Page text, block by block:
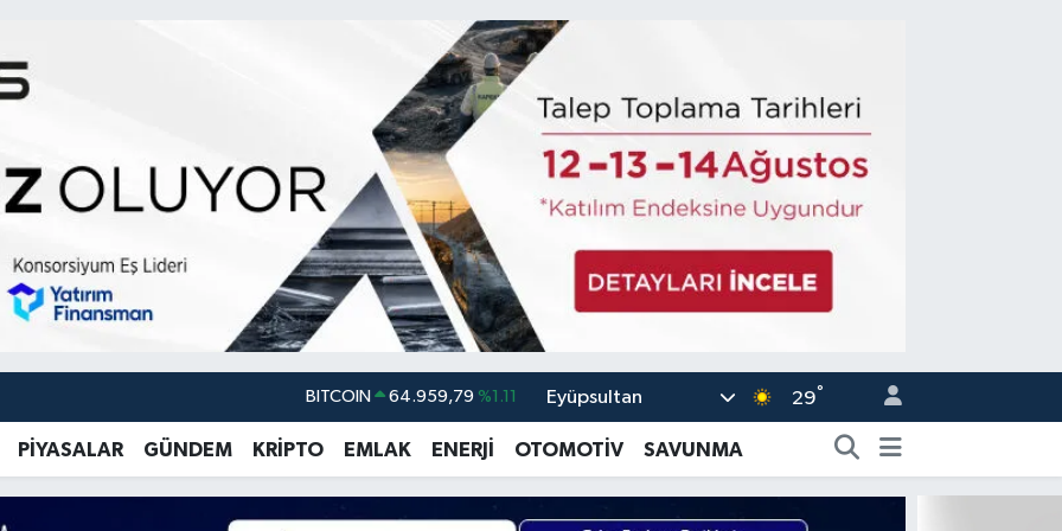
DOLAR 47,7436 %0.18
EURO 55,2510 %0.32
STERLİN 64,4811 %0.38
GRAM ALTIN 6660.55 %0.03
Eyüpsultan 29°
PİYASALAR GÜNDEM KRİPTO EMLAK ENERJİ OTOMOTİV SAVUNMA